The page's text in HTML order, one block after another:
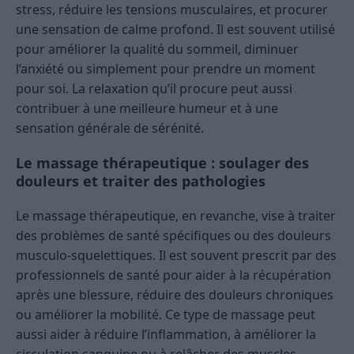
stress, réduire les tensions musculaires, et procurer
une sensation de calme profond. Il est souvent utilisé
pour améliorer la qualité du sommeil, diminuer
l’anxiété ou simplement pour prendre un moment
pour soi. La relaxation qu’il procure peut aussi
contribuer à une meilleure humeur et à une
sensation générale de sérénité.
Le massage thérapeutique : soulager des
douleurs et traiter des pathologies
Le massage thérapeutique, en revanche, vise à traiter
des problèmes de santé spécifiques ou des douleurs
musculo-squelettiques. Il est souvent prescrit par des
professionnels de santé pour aider à la récupération
après une blessure, réduire des douleurs chroniques
ou améliorer la mobilité. Ce type de massage peut
aussi aider à réduire l’inflammation, à améliorer la